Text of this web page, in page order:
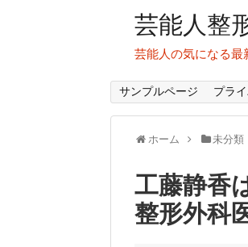
芸能人整
芸能人の気になる最
サンプルページ プラ
ホーム 未分類
工藤静香
整形外科